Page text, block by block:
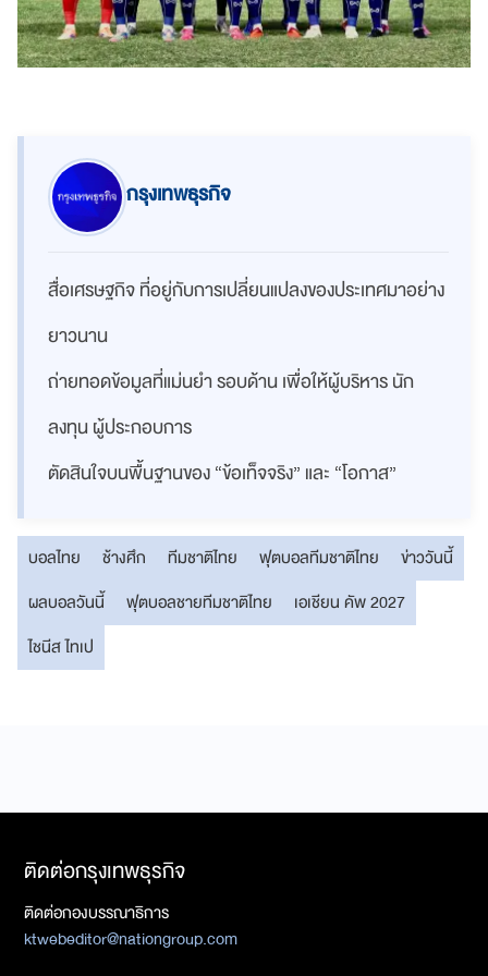
กรุงเทพธุรกิจ
สื่อเศรษฐกิจ ที่อยู่กับการเปลี่ยนแปลงของประเทศมาอย่าง
ยาวนาน
ถ่ายทอดข้อมูลที่แม่นยำ รอบด้าน เพื่อให้ผู้บริหาร นัก
ลงทุน ผู้ประกอบการ
ตัดสินใจบนพื้นฐานของ “ข้อเท็จจริง” และ “โอกาส”
บอลไทย ช้างศึก ทีมชาติไทย ฟุตบอลทีมชาติไทย
ข่าววันนี้
ผลบอลวันนี้
ฟุตบอลชายทีมชาติไทย
เอเชียน คัพ 2027
ไชนีส ไทเป
ติดต่อกรุงเทพธุรกิจ
ติดต่อกองบรรณาธิการ
ktwebeditor@nationgroup.com